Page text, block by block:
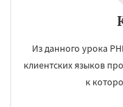
Работаем по
регионам
Среднеуральск Сухой
Из данного урока
клиентских языков
к